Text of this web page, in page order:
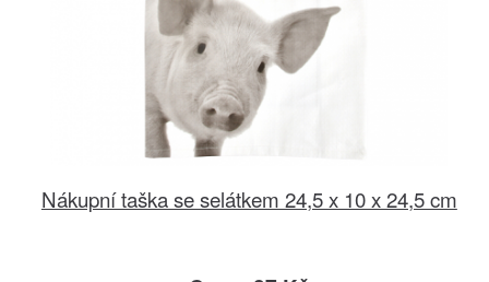
Nákupní taška se selátkem 24,5 x 10 x 24,5 cm